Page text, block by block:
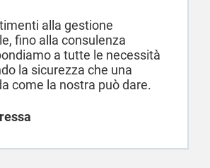
alla gestione
fino alla consulenza
a tutte le necessità
la sicurezza che una
come la nostra può dare.